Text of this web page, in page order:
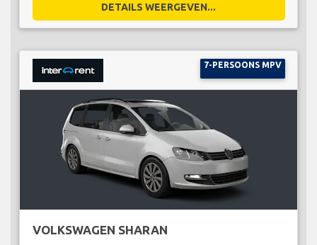
DETAILS WEERGEVEN...
7-PERSOONS MPV
VOLKSWAGEN SHARAN